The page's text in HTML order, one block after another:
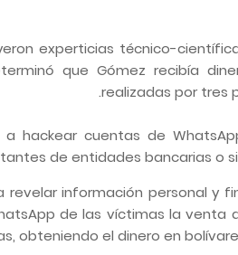
experticias técnico-
que Gómez recibía
realizadas por tres
hackear cuentas de
de entidades bancarias o
revelar información personal y
de las víctimas la venta
obteniendo el dinero en